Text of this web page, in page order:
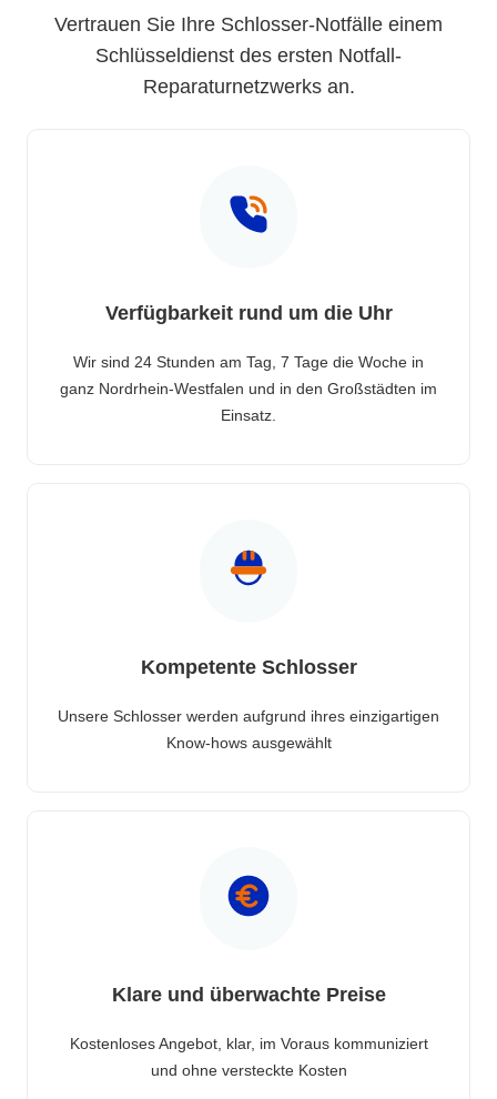
Vertrauen Sie Ihre Schlosser-Notfälle einem
Schlüsseldienst des ersten Notfall-
Reparaturnetzwerks an.
Verfügbarkeit rund um die Uhr
Wir sind 24 Stunden am Tag, 7 Tage die Woche in
ganz Nordrhein-Westfalen und in den Großstädten im
Einsatz.
Kompetente Schlosser
Unsere Schlosser werden aufgrund ihres einzigartigen
Know-hows ausgewählt
Klare und überwachte Preise
Kostenloses Angebot, klar, im Voraus kommuniziert
und ohne versteckte Kosten